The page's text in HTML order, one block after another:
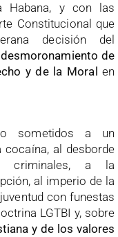
Habana, y con las
Constitucional que
decisión del
de
y de la Moralen
sometidos a un
al desborde
criminales, a la
al imperio de la
con funestas
LGTBI y, sobre
y de los valores